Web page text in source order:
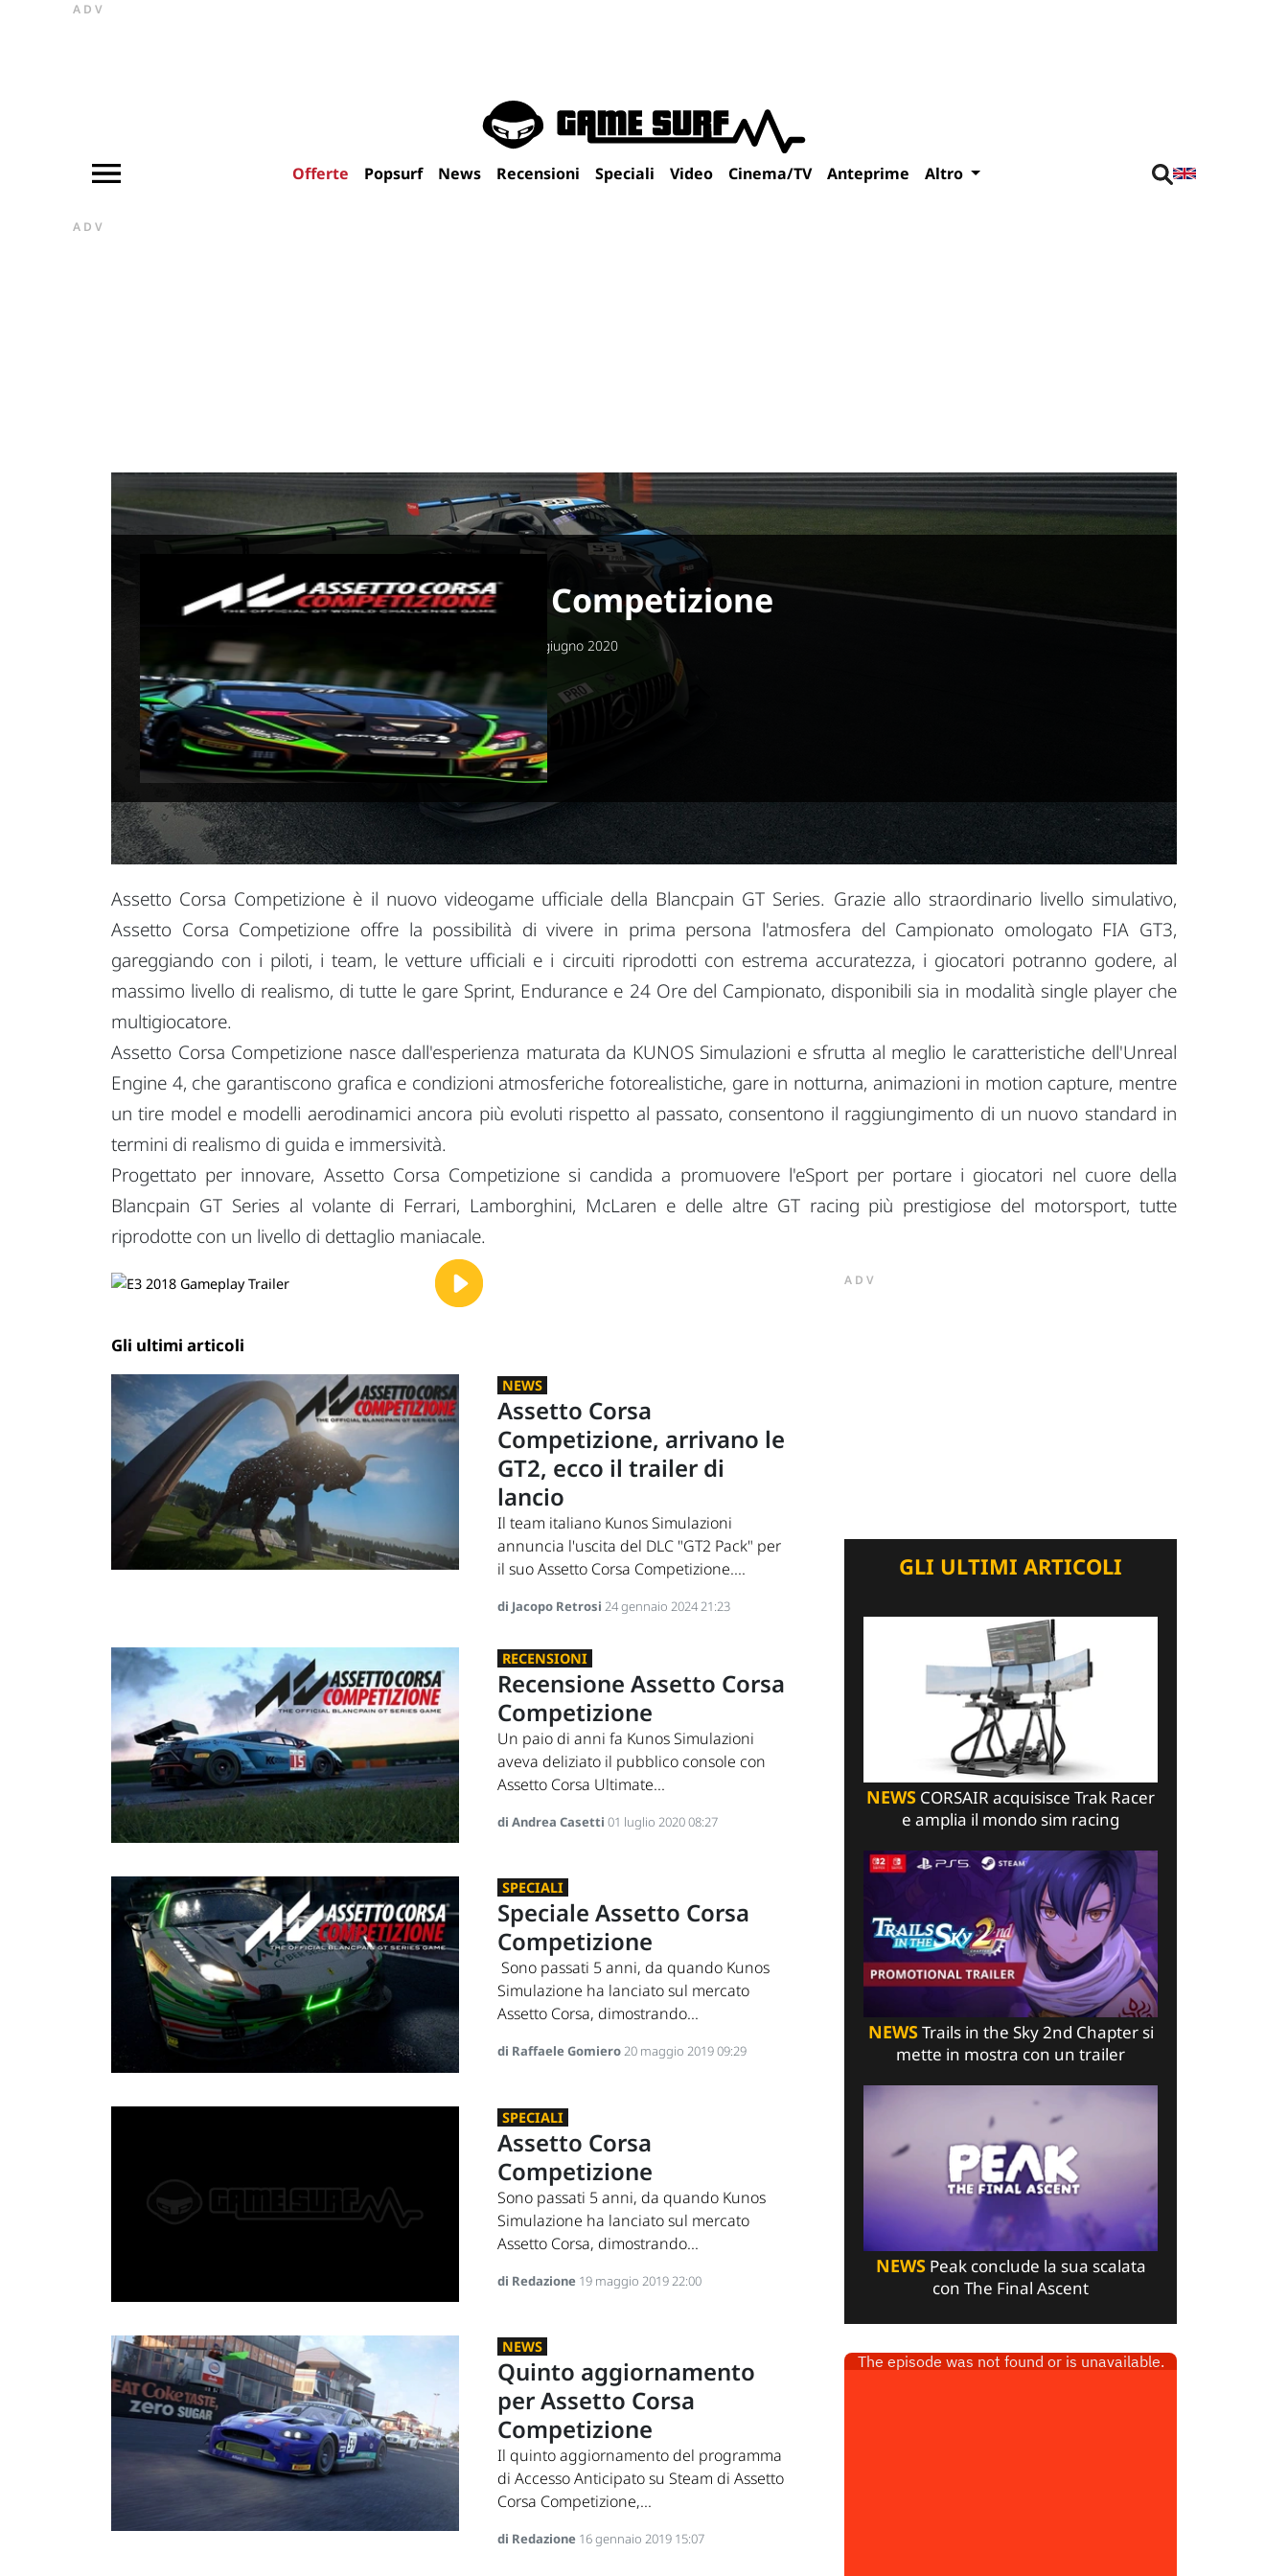
ADV
Offerte Popsurf News Recensioni Speciali Video Cinema/TV Anteprime Altro
ADV
Assetto Corsa Competizione
29 maggio 2019, 23 giugno 2020
Piattaforme: Xbox One
Sviluppatori:Kunos Simulazioni
Produttori:505 Games
Genere:Racing Game
Assetto Corsa Competizione è il nuovo videogame ufficiale della Blancpain GT Series. Grazie allo straordinario livello simulativo,
Assetto Corsa Competizione offre la possibilità di vivere in prima persona l'atmosfera del Campionato omologato FIA GT3,
gareggiando con i piloti, i team, le vetture ufficiali e i circuiti riprodotti con estrema accuratezza, i giocatori potranno godere, al
massimo livello di realismo, di tutte le gare Sprint, Endurance e 24 Ore del Campionato, disponibili sia in modalità single player che
multigiocatore.
Assetto Corsa Competizione nasce dall'esperienza maturata da KUNOS Simulazioni e sfrutta al meglio le caratteristiche dell'Unreal
Engine 4, che garantiscono grafica e condizioni atmosferiche fotorealistiche, gare in notturna, animazioni in motion capture, mentre
un tire model e modelli aerodinamici ancora più evoluti rispetto al passato, consentono il raggiungimento di un nuovo standard in
termini di realismo di guida e immersività.
Progettato per innovare, Assetto Corsa Competizione si candida a promuovere l'eSport per portare i giocatori nel cuore della
Blancpain GT Series al volante di Ferrari, Lamborghini, McLaren e delle altre GT racing più prestigiose del motorsport, tutte
riprodotte con un livello di dettaglio maniacale.
Gli ultimi articoli
NEWS
Assetto Corsa
Competizione, arrivano le
GT2, ecco il trailer di
lancio
Il team italiano Kunos Simulazioni
annuncia l'uscita del DLC "GT2 Pack" per
il suo Assetto Corsa Competizione....
di Jacopo Retrosi 24 gennaio 2024 21:23
RECENSIONI
Recensione Assetto Corsa
Competizione
Un paio di anni fa Kunos Simulazioni
aveva deliziato il pubblico console con
Assetto Corsa Ultimate...
di Andrea Casetti 01 luglio 2020 08:27
SPECIALI
Speciale Assetto Corsa
Competizione
Sono passati 5 anni, da quando Kunos
Simulazione ha lanciato sul mercato
Assetto Corsa, dimostrando...
di Raffaele Gomiero20 maggio 2019 09:29
SPECIALI
Assetto Corsa
Competizione
Sono passati 5 anni, da quando Kunos
Simulazione ha lanciato sul mercato
Assetto Corsa, dimostrando...
di Redazione 19 maggio 2019 22:00
NEWS
Quinto aggiornamento
per Assetto Corsa
Competizione
Il quinto aggiornamento del programma
di Accesso Anticipato su Steam di Assetto
Corsa Competizione,...
di Redazione 16 gennaio 2019 15:07
ADV
GLI ULTIMI ARTICOLI
NEWS CORSAIR acquisisce Trak Racer
e amplia il mondo sim racing
NEWSTrails in the Sky 2nd Chapter si
mette in mostra con un trailer
NEWSPeak conclude la sua scalata
con The Final Ascent